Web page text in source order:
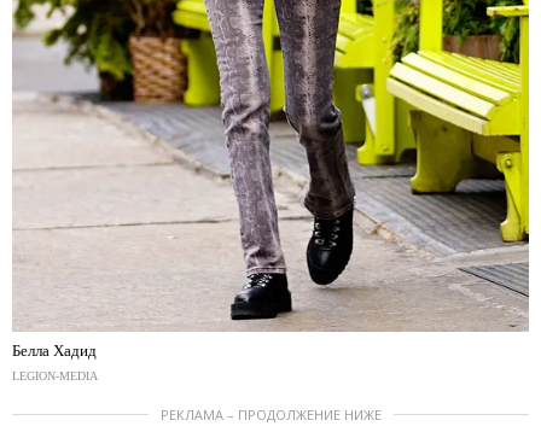
Белла Хадид
LEGION-MEDIA
РЕКЛАМА – ПРОДОЛЖЕНИЕ НИЖЕ